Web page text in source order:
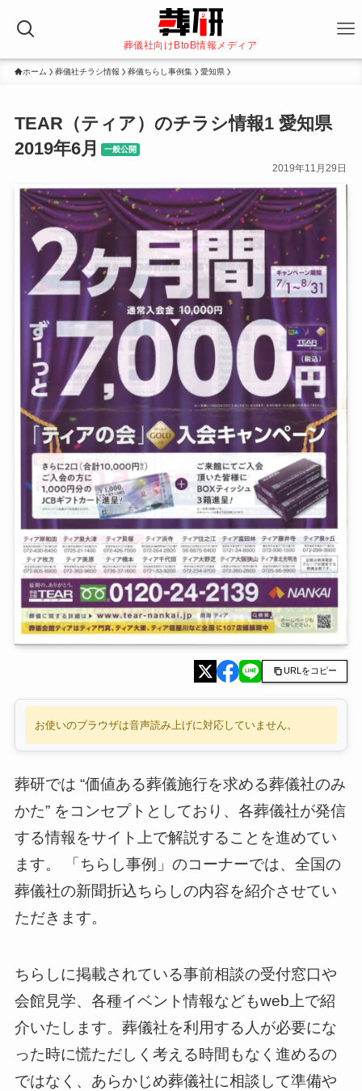
葬儀社向けBtoB情報メディア
ホーム 葬儀社チラシ情報 葬儀ちらし事例集 愛知県
TEAR（ティア）のチラシ情報1 愛知県
2019年6月
一般公開
2019年11月29日
URLをコピー
お使いのブラウザは音声読み上げに対応していません。
葬研では “価値ある葬儀施行を求める葬儀社のみ
かた” をコンセプトとしており、各葬儀社が発信
する情報をサイト上で解説することを進めてい
ます。 「ちらし事例」のコーナーでは、全国の
葬儀社の新聞折込ちらしの内容を紹介させてい
ただきます。
ちらしに掲載されている事前相談の受付窓口や
会館見学、各種イベント情報などもweb上で紹
介いたします。葬儀社を利用する人が必要にな
った時に慌ただしく考える時間もなく進めるの
ではなく、あらかじめ葬儀社に相談して準備や